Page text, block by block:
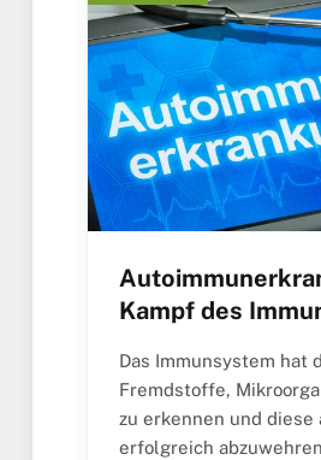
Kampf des
Das Immunsystem hat
Fremdstoffe,
zu erkennen und diese
erfolgreich